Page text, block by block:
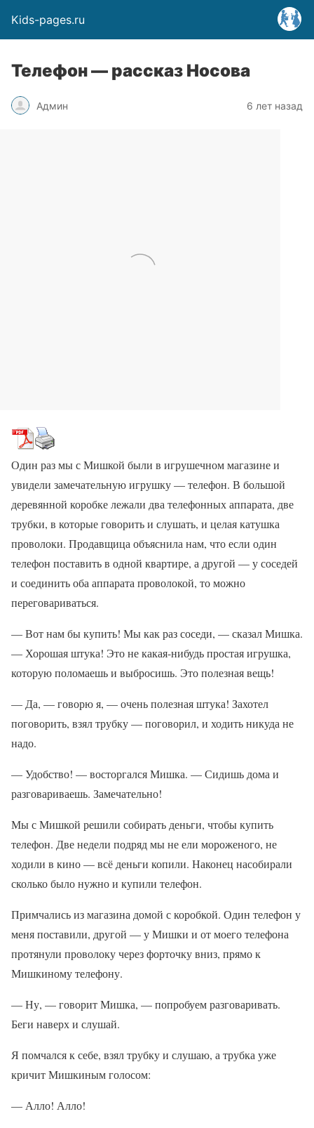
Kids-pages.ru
Телефон — рассказ Носова
Админ 6 лет назад
Один раз мы с Мишкой были в игрушечном магазине и
увидели замечательную игрушку — телефон. В большой
деревянной коробке лежали два телефонных аппарата, две
трубки, в которые говорить и слушать, и целая катушка
проволоки. Продавщица объяснила нам, что если один
телефон поставить в одной квартире, а другой — у соседей
и соединить оба аппарата проволокой, то можно
переговариваться.
— Вот нам бы купить! Мы как раз соседи, — сказал Мишка.
— Хорошая штука! Это не какая-нибудь простая игрушка,
которую поломаешь и выбросишь. Это полезная вещь!
— Да, — говорю я, — очень полезная штука! Захотел
поговорить, взял трубку — поговорил, и ходить никуда не
надо.
— Удобство! — восторгался Мишка. — Сидишь дома и
разговариваешь. Замечательно!
Мы с Мишкой решили собирать деньги, чтобы купить
телефон. Две недели подряд мы не ели мороженого, не
ходили в кино — всё деньги копили. Наконец насобирали
сколько было нужно и купили телефон.
Примчались из магазина домой с коробкой. Один телефон у
меня поставили, другой — у Мишки и от моего телефона
протянули проволоку через форточку вниз, прямо к
Мишкиному телефону.
— Ну, — говорит Мишка, — попробуем разговаривать.
Беги наверх и слушай.
Я помчался к себе, взял трубку и слушаю, а трубка уже
кричит Мишкиным голосом:
— Алло! Алло!